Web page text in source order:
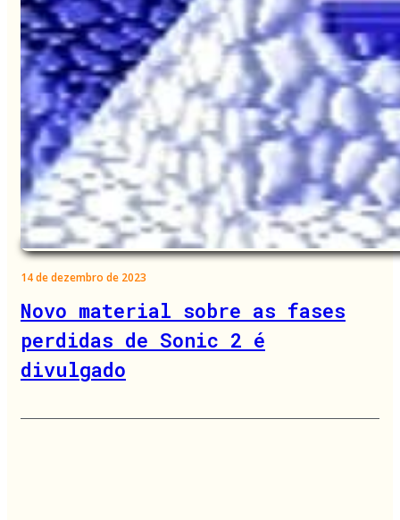
14 de dezembro de 2023
Novo material sobre as fases
perdidas de Sonic 2 é
divulgado